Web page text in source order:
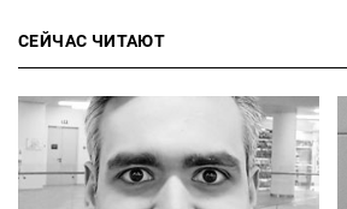
СЕЙЧАС ЧИТАЮТ